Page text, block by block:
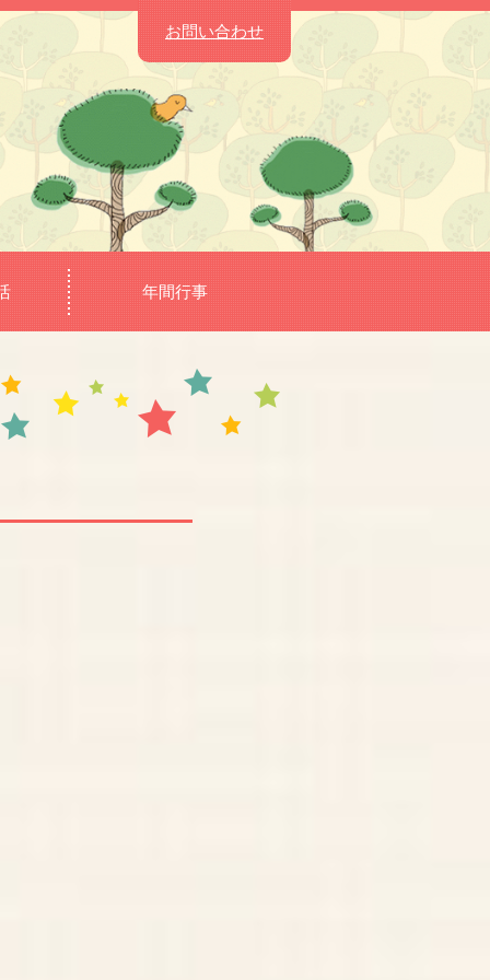
お問い合わせ
年間行事